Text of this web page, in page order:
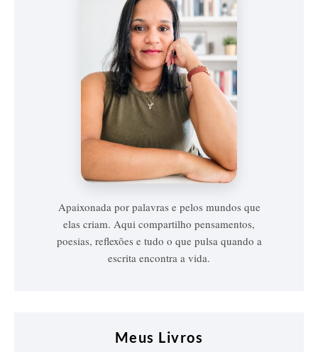
Vanessa
Vieira
Apaixonada por palavras e pelos mundos que
elas criam. Aqui compartilho pensamentos,
poesias, reflexões e tudo o que pulsa quando a
escrita encontra a vida.
Meus Livros